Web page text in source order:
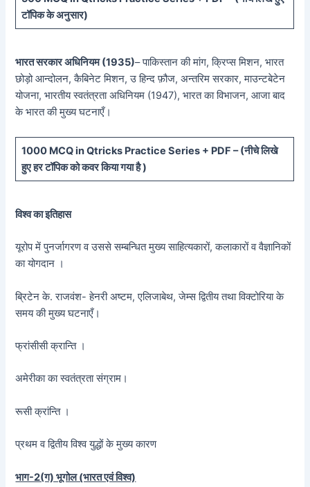
टॉपिक के अनुसार)
भारत सरकार अधिनियम (1935)– पाकिस्तान की मांग, क्रिप्स मिशन, भारत
छोड़ो आन्दोलन, कैबिनेट मिशन, उ हिन्द फ़ौज, अन्तरिम सरकार, माउन्टबेटेन
योजना, भारतीय स्वतंत्रता अधिनियम (1947), भारत का विभाजन, आजा बाद
के भारत की मुख्य घटनाएँ।
1000 MCQ in Qtricks Practice Series + PDF – (नीचेलिखे
हुएहर टॉपिक को कवर किया गया है )
विश्व का इतिहास
यूरोप में पुनर्जागरण व उससे सम्बन्धित मुख्य साहित्यकारों, कलाकारों व वैज्ञानिकों
का योगदान ।
ब्रिटेन के. राजवंश- हेनरी अष्टम, एलिजाबेथ, जेम्स द्वितीय तथा विक्टोरिया के
समय की मुख्य घटनाएँ।
फ्रांसीसी क्रान्ति ।
अमेरीका का स्वतंत्रता संग्राम।
रूसी क्रांन्ति ।
प्रथम व द्वितीय विश्व युद्धों के मुख्य कारण
भाग-2(ग) भूगोल (भारत एवं विश्व)